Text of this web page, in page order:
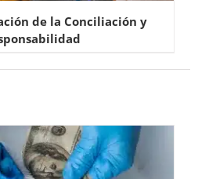
de la Conciliación y